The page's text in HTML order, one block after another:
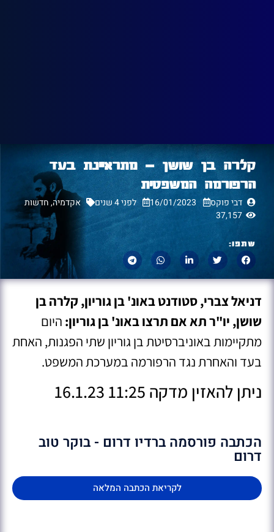
קלרה בן שושן – מתראיינת בעד
הרפורמה המשפטית
דבי פוקס 16/01/2023 לפני 4 שנים אקדמיה,חדשות
37,157
שתפו:
דניאל צברי, סטודנט באונ' בן גוריון, קלרה בן
שושן, יו"ר תא אם תרצו באונ' בן גוריון: היום
מתקיימות באוניברסיטת בן גוריון שתי הפגנות, האחת
בעד והאחרת נגד הרפורמה במערכת המשפט.
ניתן להאזין מדקה 11:25 16.1.23
הכתבה פורסמה ברדיו דרום - בוקר טוב
דרום
לקריאת הכתבה המלאה